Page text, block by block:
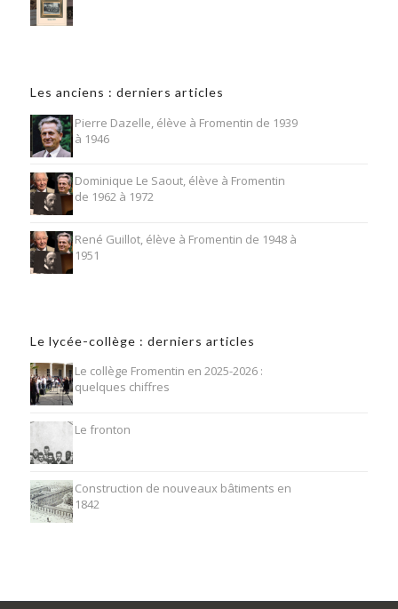
Les anciens : derniers articles
Pierre Dazelle, élève à Fromentin de 1939
à 1946
Dominique Le Saout, élève à Fromentin
de 1962 à 1972
René Guillot, élève à Fromentin de 1948 à
1951
Le lycée-collège : derniers articles
Le collège Fromentin en 2025-2026 :
quelques chiffres
Le fronton
Construction de nouveaux bâtiments en
1842